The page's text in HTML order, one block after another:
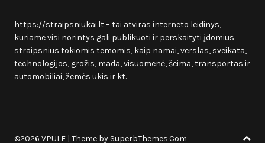
https://straipsniukai.lt– tai atviras interneto leidinys,
kuriame visi norintys gali publikuoti ir perskaityti įdomius
straipsnius tokiomis temomis, kaip namai, verslas, sveikata,
technologijos, grožis, mada, visuomenė, šeima, transportas ir
automobiliai, žemės ūkis ir kt.
©2026 VPULF | Theme by SuperbThemes.Com